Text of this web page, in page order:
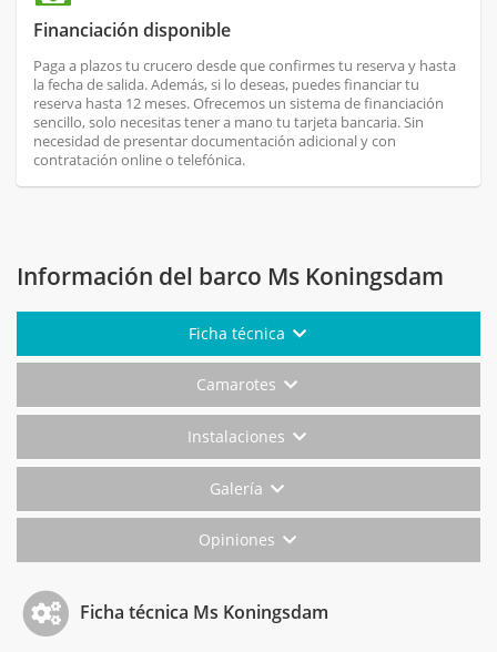
Financiación disponible
Paga a plazos tu crucero desde que confirmes tu reserva y hasta
la fecha de salida. Además, si lo deseas, puedes financiar tu
reserva hasta 12 meses. Ofrecemos un sistema de financiación
sencillo, solo necesitas tener a mano tu tarjeta bancaria. Sin
necesidad de presentar documentación adicional y con
contratación online o telefónica.
Información del barco Ms Koningsdam
Ficha técnica
Camarotes
Instalaciones
Galería
Opiniones
Ficha técnica Ms Koningsdam